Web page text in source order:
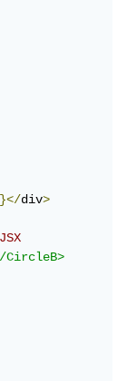
div>
// يمكن كذلك إرجاع العناصر بشكل JSX
/CircleB>